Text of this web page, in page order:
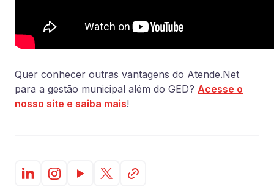
Quer conhecer outras vantagens do Atende.Net
para a gestão municipal além do GED? Acesse o
nosso site e saiba mais!